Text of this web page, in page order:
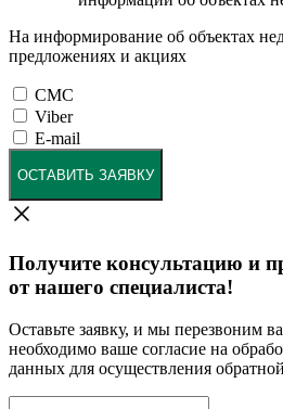
На информирование об объектах
предложениях и акциях
СМС
Viber
E-mail
ОСТАВИТЬ ЗАЯВКУ
Получите консультацию и
от нашего специалиста!
Оставьте заявку, и мы перезвоним
необходимо ваше согласие на
данных для осуществления